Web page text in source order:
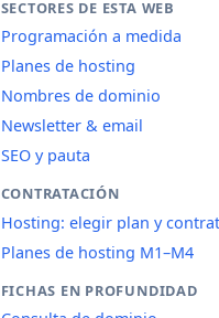
SECTORES DE ESTA WEB
Programación a medida
Planes de hosting
Nombres de dominio
Newsletter & email
SEO y pauta
CONTRATACIÓN
Hosting: elegir plan y
Planes de hosting M1–M4
FICHAS EN PROFUNDIDAD